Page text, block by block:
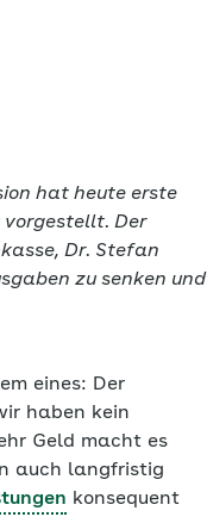
hat heute erste
Der
Dr. Stefan
zu senken und
eines: Der
haben kein
Geld macht es
auch langfristig
konsequent